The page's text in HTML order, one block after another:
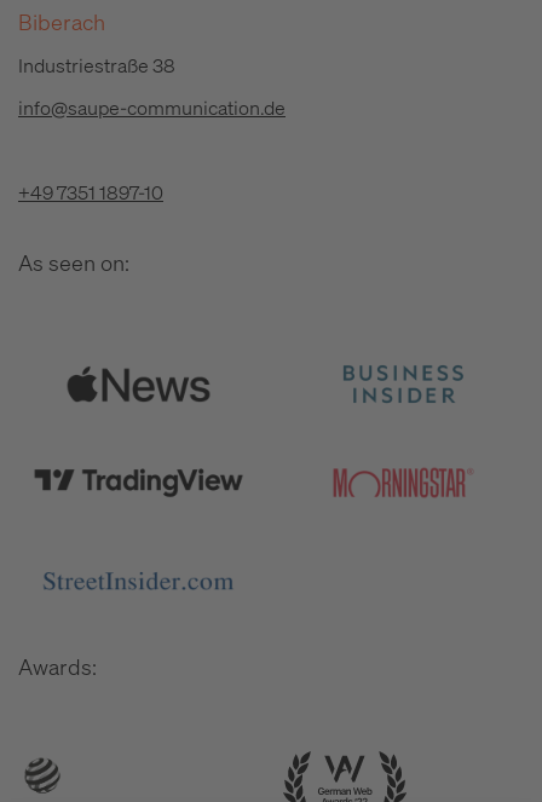
Biberach
Industriestraße 38
info@saupe-communication.de
+49 7351 1897-10
As seen on:
Awards: